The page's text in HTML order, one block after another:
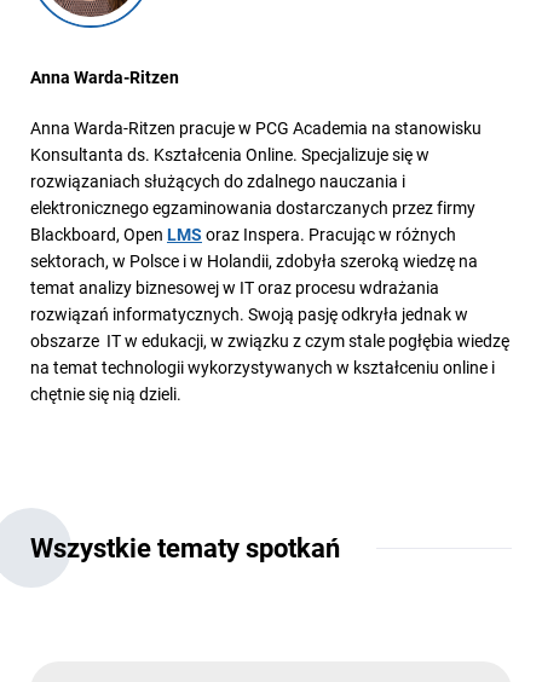
Anna Warda-Ritzen
Anna Warda-Ritzen pracuje w PCG Academia na stanowisku
Konsultanta ds. Kształcenia Online. Specjalizuje się w
rozwiązaniach służących do zdalnego nauczania i
elektronicznego egzaminowania dostarczanych przez firmy
Blackboard, Open LMS oraz Inspera. Pracując w różnych
sektorach, w Polsce i w Holandii, zdobyła szeroką wiedzę na
temat analizy biznesowej w IT oraz procesu wdrażania
rozwiązań informatycznych. Swoją pasję odkryła jednak w
obszarze IT w edukacji, w związku z czym stale pogłębia wiedzę
na temat technologii wykorzystywanych w kształceniu online i
chętnie się nią dzieli.
Wszystkie tematy spotkań